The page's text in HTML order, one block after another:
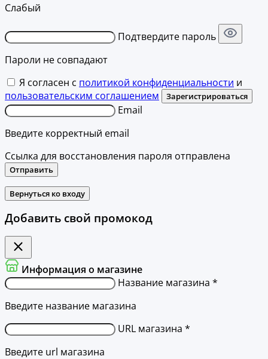
Слабый
Подтвердите пароль
Пароли не совпадают
Я согласен с политикой конфиденциальности и
пользовательским соглашением
Зарегистрироваться
Email
Введите корректный email
Ссылка для восстановления пароля отправлена
Отправить
Вернуться ко входу
Добавить свой промокод
Информация о магазине
Название магазина *
Введите название магазина
URL магазина *
Введите url магазина